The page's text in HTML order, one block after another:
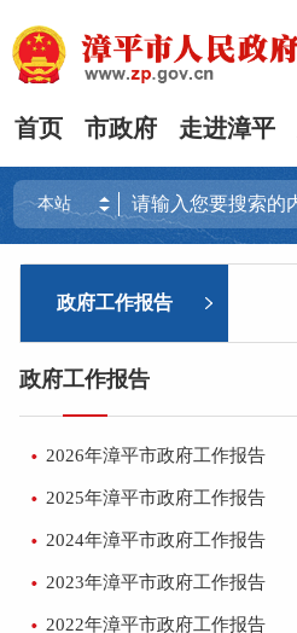
首页 市政府 走进漳平
政府工作报告
政府工作报告
2026年漳平市政府工作报告
2025年漳平市政府工作报告
2024年漳平市政府工作报告
2023年漳平市政府工作报告
2022年漳平市政府工作报告